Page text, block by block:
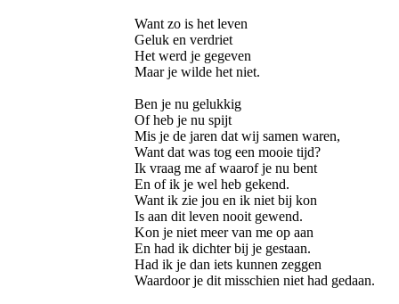
Want zo is het leven
Geluk en verdriet
Het werd je gegeven
Maar je wilde het niet.
Ben je nu gelukkig
Of heb je nu spijt
Mis je de jaren dat wij samen waren,
Want dat was tog een mooie tijd?
Ik vraag me af waarof je nu bent
En of ik je wel heb gekend.
Want ik zie jou en ik niet bij kon
Is aan dit leven nooit gewend.
Kon je niet meer van me op aan
En had ik dichter bij je gestaan.
Had ik je dan iets kunnen zeggen
Waardoor je dit misschien niet had gedaan.